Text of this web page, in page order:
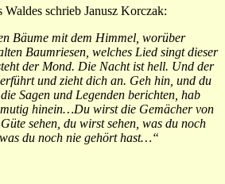
schrieb Janusz Korczak:
Bäume mit dem Himmel, worüber
Baumriesen, welches Lied singt dieser
der Mond. Die Nacht ist hell. Und der
und zieht dich an. Geh hin, und du
Sagen und Legenden berichten, hab
hinein…Du wirst die Gemächer von
sehen, du wirst sehen, was du noch
du noch nie gehört hast…“